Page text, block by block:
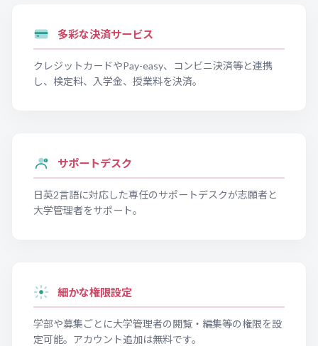
多彩な決済サービス
クレジットカードやPay-easy、コンビニ決済等と連携
し、検定料、入学金、授業料を決済。
? サポートデスク
日英2言語に対応した専任のサポートデスクが志願者と
大学管理者をサポート。
細かな権限設定
学部や募集ごとに大学管理者の閲覧・編集等の権限を設
定可能。アカウント追加は無料です。